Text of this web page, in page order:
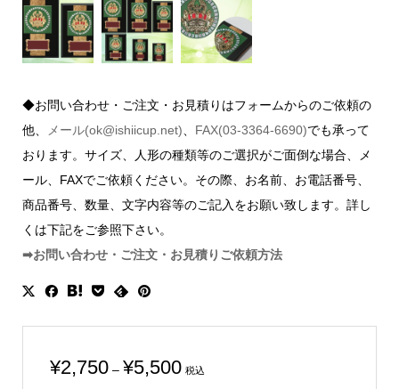
◆お問い合わせ・ご注文・お見積りはフォームからのご依頼の
他、
メール(ok@ishiicup.net) FAX(03-3364-6690)でも承って
おります。サイズ、人形の種類等のご選択がご面倒な場合、メ
ール、FAXでご依頼ください。その際、お名前、お電話番号、
商品番号、数量、文字内容等のご記入をお願い致します。詳し
くは下記をご参照下さい。
➡お問い合わせ・ご注文・お見積りご依頼方法
¥2,750 – ¥5,500価
税込